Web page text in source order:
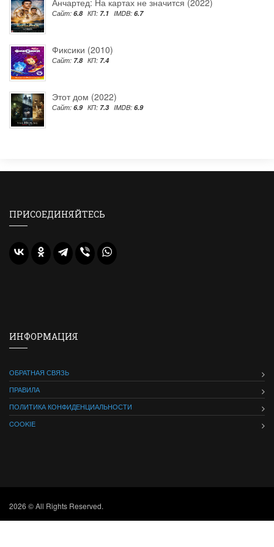
Сайт: 6.8 КП: 7.1 IMDB: 6.7
Фиксики (2010)
Сайт: 7.8 КП: 7.4
Этот дом (2022)
Сайт: 6.9 КП: 7.3 IMDB: 6.9
ПРИСОЕДИНЯЙТЕСЬ
ИНФОРМАЦИЯ
ОБРАТНАЯ СВЯЗЬ
ПРАВИЛА
ПОЛИТИКА КОНФИДЕНЦИАЛЬНОСТИ
COOKIE
2026 © All Rights Reserved.